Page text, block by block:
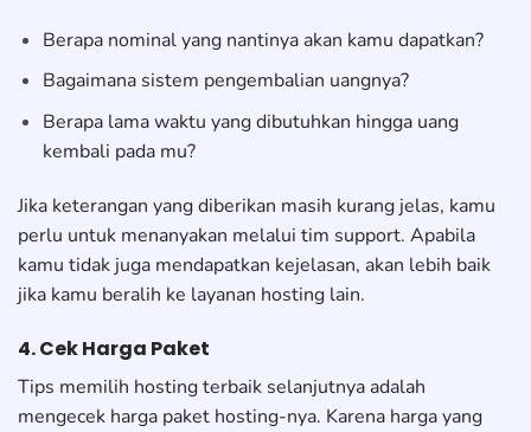
Berapa nominal yang nantinya akan kamu dapatkan?
Bagaimana sistem pengembalian uangnya?
Berapa lama waktu yang dibutuhkan hingga uang
kembali pada mu?
Jika keterangan yang diberikan masih kurang jelas, kamu
perlu untuk menanyakan melalui tim support. Apabila
kamu tidak juga mendapatkan kejelasan, akan lebih baik
jika kamu beralih ke layanan hosting lain.
4. Cek Harga Paket
Tips memilih hosting terbaik selanjutnya adalah
mengecek harga paket hosting-nya. Karena harga yang